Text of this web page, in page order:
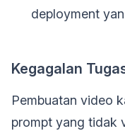
deployment
Kegagalan
Pembuatan video
prompt yang tidak